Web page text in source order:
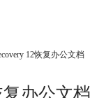
12恢复办公文档
复办公文档